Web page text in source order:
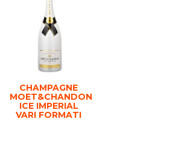
CHAMPAGNE
MOET&CHANDON
ICE IMPERIAL
VARI FORMATI